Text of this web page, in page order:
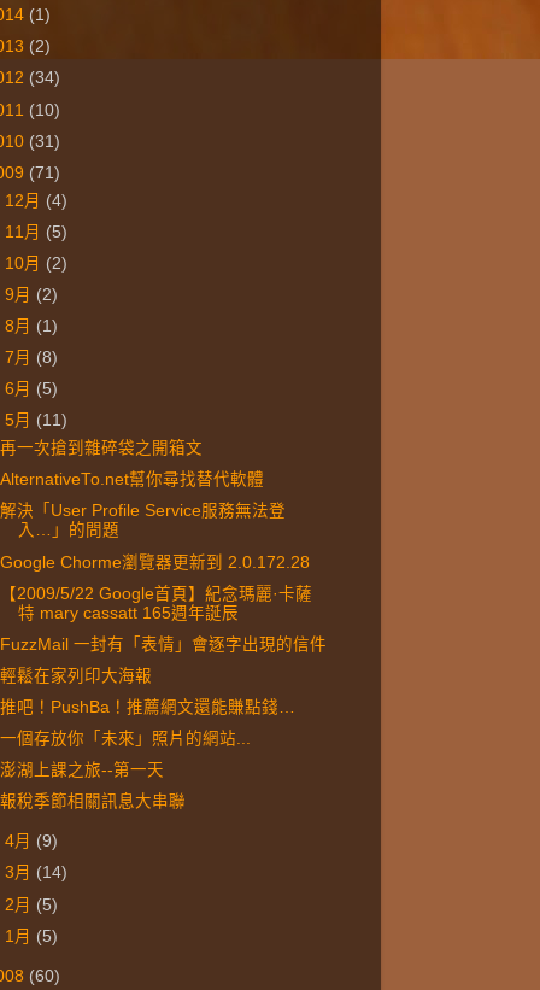
(1)
(2)
(34)
(10)
(31)
(71)
12月 (4)
11月 (5)
10月 (2)
9月 (2)
8月 (1)
7月 (8)
6月 (5)
5月 (11)
再一次搶到雜碎袋之開箱文
AlternativeTo.net幫你尋找替代軟體
解決「User Profile Service服務無法登
入…」的問題
Google Chorme瀏覽器更新到 2.0.172.28
【2009/5/22 Google首頁】紀念瑪麗·卡薩
特 mary cassatt 165週年誕辰
FuzzMail 一封有「表情」會逐字出現的信件
輕鬆在家列印大海報
推吧！PushBa！推薦網文還能賺點錢…
一個存放你「未來」照片的網站...
澎湖上課之旅--第一天
報稅季節相關訊息大串聯
4月 (9)
3月 (14)
2月 (5)
1月 (5)
(60)